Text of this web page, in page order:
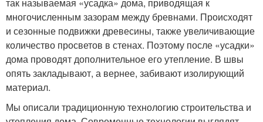
многочисленным зазорам между бревнами. Происходят
и сезонные подвижки древесины, также увеличивающие
количество просветов в стенах. Поэтому после «усадки»
дома проводят дополнительное его утепление. В швы
опять закладывают, а вернее, забивают изолирующий
материал.
Мы описали традиционную технологию строительства и